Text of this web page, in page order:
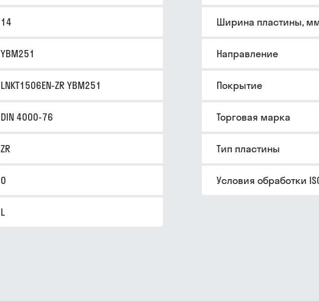
14 Ширина пластины,
YBM251 Направление
LNKT1506EN-ZR YBM251 Покрытие
DIN 4000-76 Торговая марка
ZR Тип пластины
0 Условия обработки
L